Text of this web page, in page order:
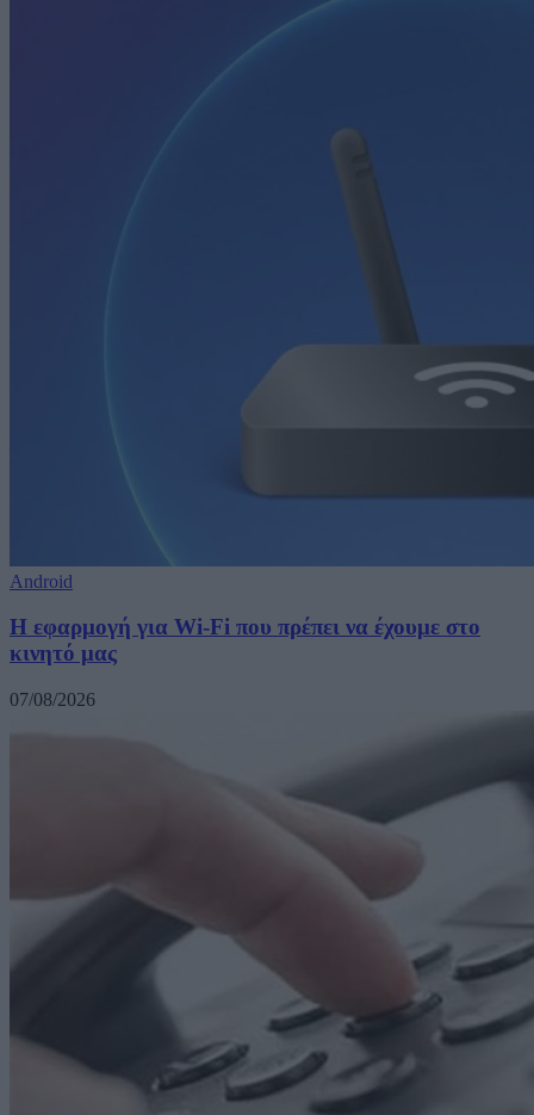
Android
Η εφαρμογή για Wi-Fi που πρέπει να έχουμε στο
κινητό μας
07/08/2026